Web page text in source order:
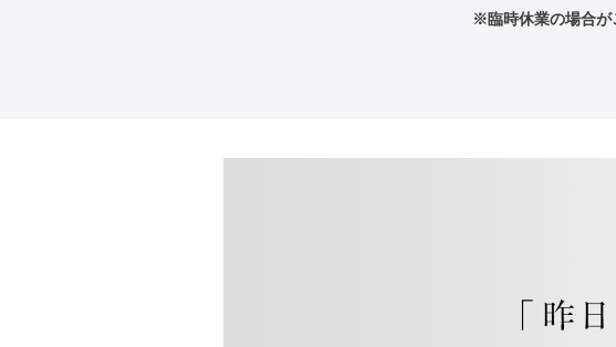
※臨時休業の場合が